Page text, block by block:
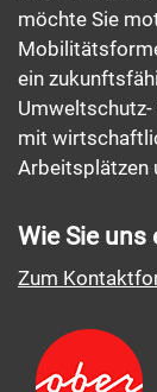
möchte Sie
ein
mit
Arbeitsplätzen
Wie Sie uns
Zum